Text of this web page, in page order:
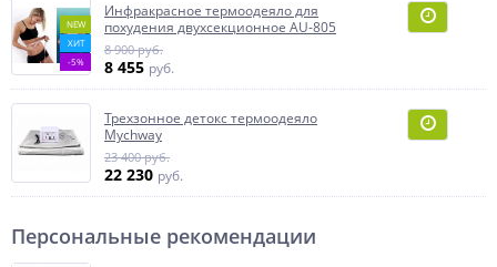
NEW
ХИТ
-5%
Инфракрасное термоодеяло для
похудения двухсекционное AU-805
8 900 руб.
8 455 руб.
Трехзонное детокс термоодеяло
Mychway
23 400 руб.
22 230 руб.
Персональные рекомендации